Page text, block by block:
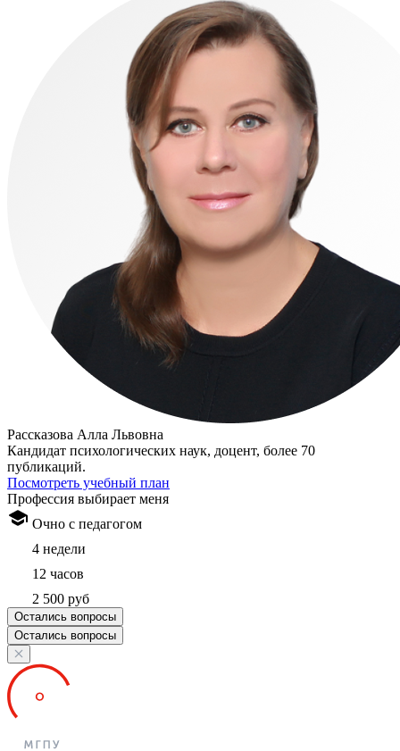
Рассказова Алла Львовна
Кандидат психологических наук, доцент, более 70
публикаций.
Посмотреть учебный план
Профессия выбирает меня
Очно с педагогом
4 недели
12 часов
2 500 руб
Остались вопросы
Остались вопросы